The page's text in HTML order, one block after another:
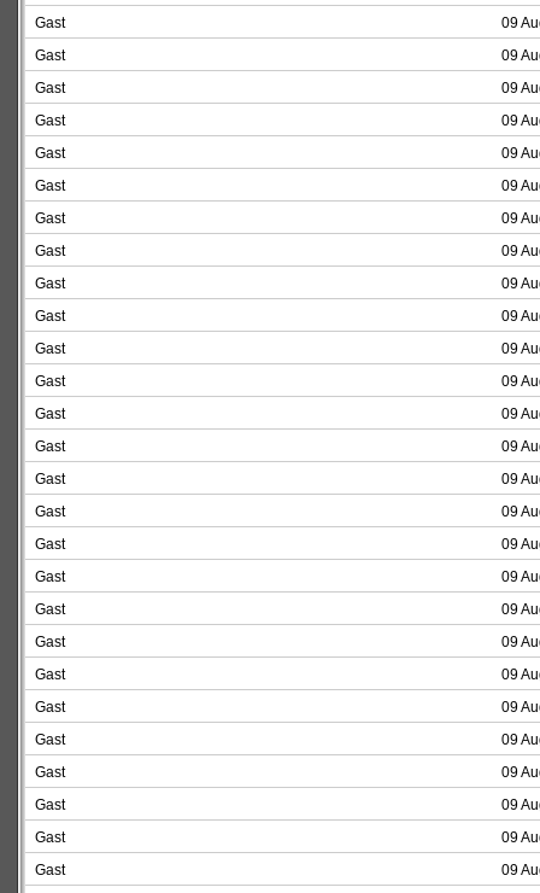
Gast
09
Gast
09
Gast
09
Gast
09
Gast
09
Gast
09
Gast
09
Gast
09
Gast
09
Gast
09
Gast
09
Gast
09
Gast
09
Gast
09
Gast
09
Gast
09
Gast
09
Gast
09
Gast
09
Gast
09
Gast
09
Gast
09
Gast
09
Gast
09
Gast
09
Gast
09
Gast
09